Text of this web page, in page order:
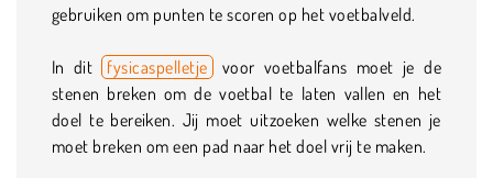
gebruiken om punten te scoren op het voetbalveld.
In dit fysicaspelletje voor voetbalfans moet je de
stenen breken om de voetbal te laten vallen en het
doel te bereiken. Jij moet uitzoeken welke stenen je
moet breken om een pad naar het doel vrij te maken.